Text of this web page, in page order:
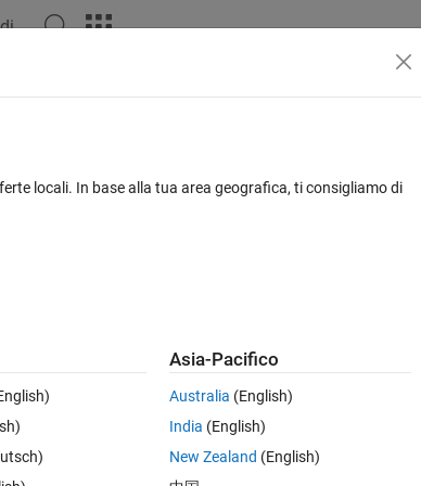
Accedi per rispondere a
Accedi per
matrix that is
Richiesto:
Michelle De Luna
il 24 Giu 2020
Commentato:
locali. In base alla tua area geografica, ti consigliamo di
Asia-Pacifico
Australia (English)
India (English)
New Zealand (English)